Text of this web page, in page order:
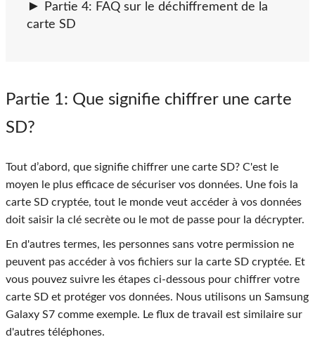
Partie 4: FAQ sur le déchiffrement de la
carte SD
Partie 1: Que signifie chiffrer une carte
SD?
Tout d’abord, que signifie chiffrer une carte SD? C'est le
moyen le plus efficace de sécuriser vos données. Une fois la
carte SD cryptée, tout le monde veut accéder à vos données
doit saisir la clé secrète ou le mot de passe pour la décrypter.
En d'autres termes, les personnes sans votre permission ne
peuvent pas accéder à vos fichiers sur la carte SD cryptée. Et
vous pouvez suivre les étapes ci-dessous pour chiffrer votre
carte SD et protéger vos données. Nous utilisons un Samsung
Galaxy S7 comme exemple. Le flux de travail est similaire sur
d'autres téléphones.